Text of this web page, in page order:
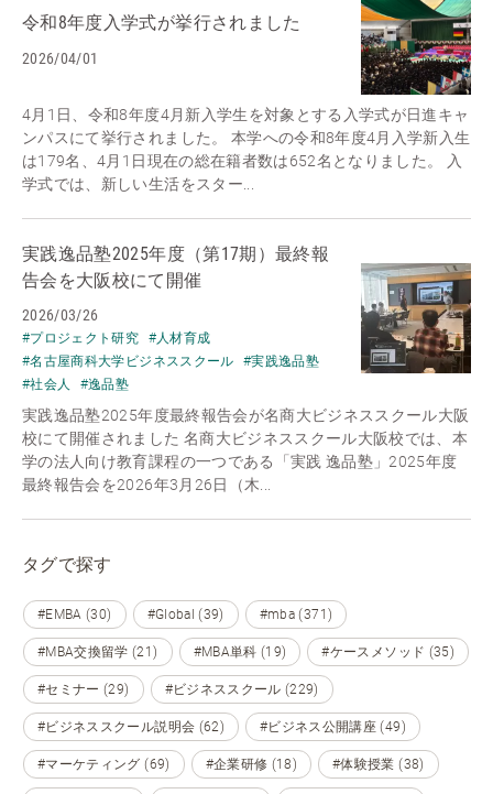
令和8年度入学式が挙行されました
2026/04/01
4月1日、令和8年度4月新入学生を対象とする入学式が日進キャ
ンパスにて挙行されました。 本学への令和8年度4月入学新入生
は179名、4月1日現在の総在籍者数は652名となりました。 入
学式では、新しい生活をスター...
実践逸品塾2025年度（第17期）最終報
告会を大阪校にて開催
2026/03/26
#プロジェクト研究
#人材育成
#名古屋商科大学ビジネススクール
#実践逸品塾
#社会人
#逸品塾
実践逸品塾2025年度最終報告会が名商大ビジネススクール大阪
校にて開催されました 名商大ビジネススクール大阪校では、本
学の法人向け教育課程の一つである「実践 逸品塾」2025年度
最終報告会を2026年3月26日（木...
タグで探す
#EMBA (30) #Global (39) #mba (371)
#MBA交換留学 (21) #MBA単科 (19) #ケースメソッド (35)
#セミナー (29) #ビジネススクール (229)
#ビジネススクール説明会 (62) #ビジネス公開講座 (49)
#マーケティング (69) #企業研修 (18) #体験授業 (38)